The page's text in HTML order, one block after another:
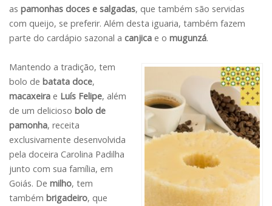
as pamonhas doces e salgadas, que também são servidas
com queijo, se preferir. Além desta iguaria, também fazem
parte do cardápio sazonal a canjica e o mugunzá.
Mantendo a tradição, tem
bolo de batata doce,
macaxeira e Luís Felipe, além
de um delicioso bolo de
pamonha, receita
exclusivamente desenvolvida
pela doceira Carolina Padilha
junto com sua família, em
Goiás. De milho, tem
também brigadeiro, que